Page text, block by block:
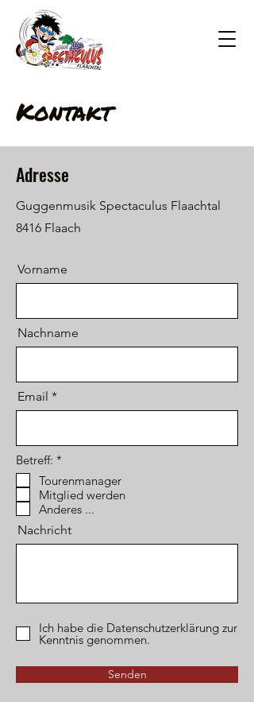
Kontakt
Adresse
Guggenmusik Spectaculus Flaachtal
8416 Flaach
Vorname
Nachname
Email
Betreff: *
l
i
c
h
t
f
Tourenmanager
Mitglied werden
Anderes ...
Nachricht
Ich habe die Datenschutzerklärung zur
Kenntnis genommen.
Senden